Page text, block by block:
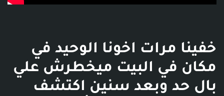
خفينا مرات اخونا الوحيد في
مكان في البيت ميخطرش علي
بال حد وبعد سنين اكتشف